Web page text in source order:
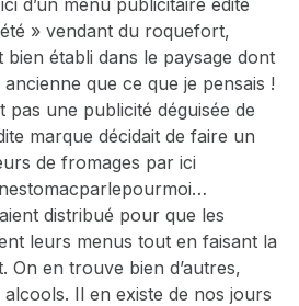
» vendant du roquefort,
établi dans le paysage dont
ancienne que ce que je pensais !
pas une publicité déguisée de
marque décidait de faire un
de fromages par ici
distribué pour que les
leurs menus tout en faisant la
On en trouve bien d’autres,
Il en existe de nos jours